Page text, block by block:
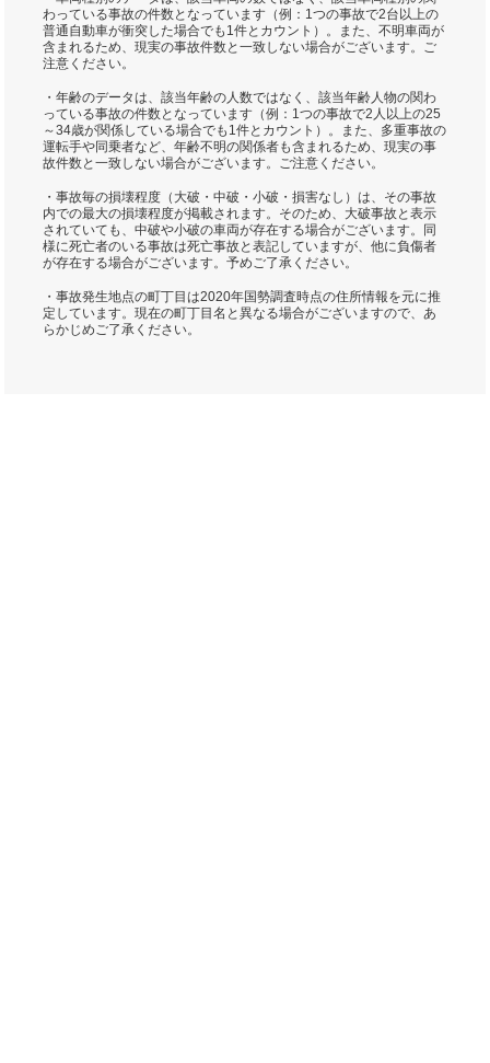
わっている事故の件数となっています（例：1つの事故で2台以上の
普通自動車が衝突した場合でも1件とカウント）。また、不明車両が
含まれるため、現実の事故件数と一致しない場合がございます。ご
注意ください。
・年齢のデータは、該当年齢の人数ではなく、該当年齢人物の関わ
っている事故の件数となっています（例：1つの事故で2人以上の25
～34歳が関係している場合でも1件とカウント）。また、多重事故の
運転手や同乗者など、年齢不明の関係者も含まれるため、現実の事
故件数と一致しない場合がございます。ご注意ください。
・事故毎の損壊程度（大破・中破・小破・損害なし）は、その事故
内での最大の損壊程度が掲載されます。そのため、大破事故と表示
されていても、中破や小破の車両が存在する場合がございます。同
様に死亡者のいる事故は死亡事故と表記していますが、他に負傷者
が存在する場合がございます。予めご了承ください。
・事故発生地点の町丁目は2020年国勢調査時点の住所情報を元に推
定しています。現在の町丁目名と異なる場合がございますので、あ
らかじめご了承ください。